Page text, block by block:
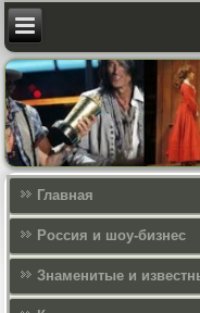
Главная
Россия и шоу-бизнес
Знаменитые и